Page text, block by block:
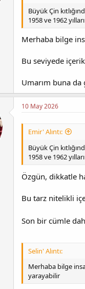
Büyük Çin
1958 ve 1962
Merhaba bilge
Bu seviyede
Umarım buna da
10 May 2026
Emir' Alıntı:
Büyük Çin
1958 ve 1962
Özgün, dikkatle
Bu tarz nitelikli
Son bir cümle
Selin' Alıntı:
Merhaba bilge
yarayabilir